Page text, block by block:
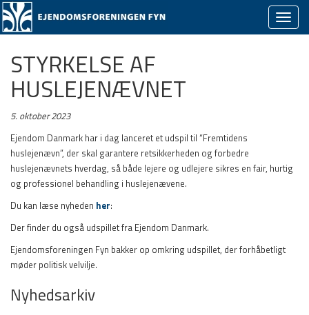
Skjul/
STYRKELSE AF
HUSLEJENÆVNET
5. oktober 2023
Ejendom Danmark har i dag lanceret et udspil til “Fremtidens
huslejenævn”, der skal garantere retsikkerheden og forbedre
huslejenævnets hverdag, så både lejere og udlejere sikres en fair, hurtig
og professionel behandling i huslejenævene.
Du kan læse nyheden her:
Der finder du også udspillet fra Ejendom Danmark.
Ejendomsforeningen Fyn bakker op omkring udspillet, der forhåbetligt
møder politisk velvilje.
Nyhedsarkiv